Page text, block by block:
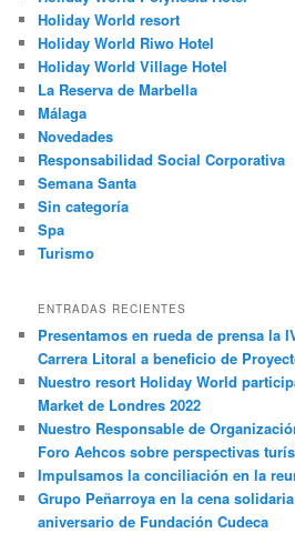
Holiday World resort
Holiday World Riwo Hotel
Holiday World Village Hotel
La Reserva de Marbella
Málaga
Novedades
Responsabilidad Social Corporativa
Semana Santa
Sin categoría
Spa
Turismo
ENTRADAS RECIENTES
Presentamos en rueda de prensa la
Carrera Litoral a beneficio de
Nuestro resort Holiday World
Market de Londres 2022
Nuestro Responsable de
Foro Aehcos sobre perspectivas
Impulsamos la conciliación en la
Grupo Peñarroya en la cena
aniversario de Fundación Cudeca